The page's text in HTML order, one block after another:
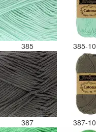
385 385-10
387 387-10